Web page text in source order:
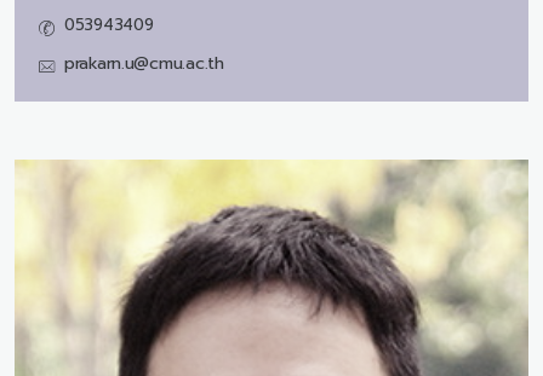
053943409
prakarn.u@cmu.ac.th